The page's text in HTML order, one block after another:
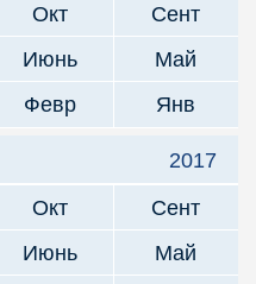
Окт
Сент
Июнь
Май
Февр Янв
2017
Окт
Сент
Июнь
Май